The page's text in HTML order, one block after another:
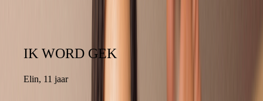
IK WORD GEK
Elin, 11 jaar